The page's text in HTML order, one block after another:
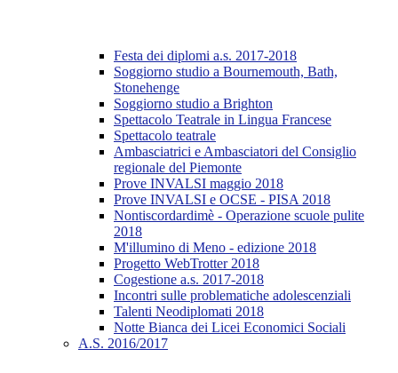
Festa dei diplomi a.s. 2017-2018
Soggiorno studio a Bournemouth, Bath,
Stonehenge
Soggiorno studio a Brighton
Spettacolo Teatrale in Lingua Francese
Spettacolo teatrale
Ambasciatrici e Ambasciatori del Consiglio
regionale del Piemonte
Prove INVALSI maggio 2018
Prove INVALSI e OCSE - PISA 2018
Nontiscordardimè - Operazione scuole pulite
2018
M'illumino di Meno - edizione 2018
Progetto WebTrotter 2018
Cogestione a.s. 2017-2018
Incontri sulle problematiche adolescenziali
Talenti Neodiplomati 2018
Notte Bianca dei Licei Economici Sociali
A.S. 2016/2017